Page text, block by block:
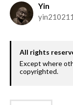
Yin
All rights
Except where
copyrighted.